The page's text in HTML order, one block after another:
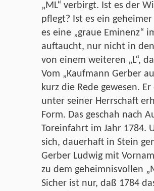
„ML“ verbirgt. Ist es der
pflegt? Ist es ein
es eine „graue Eminenz“
auftaucht, nur nicht in
von einem weiteren „L“,
Vom „Kaufmann Gerber
kurz die Rede gewesen.
unter seiner Herrschaft
Form. Das geschah nach
Toreinfahrt im Jahr 1784.
sich, dauerhaft in Stein
Gerber Ludwig mit
zu dem geheimnisvollen
Sicher ist nur, daß 1784